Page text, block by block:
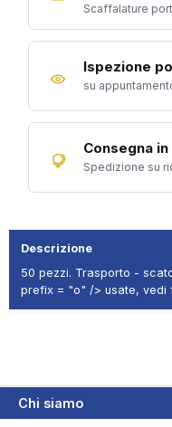
Scaffalature
Ispezione
su
Consegna
Spedizione su
Descrizione
50 pezzi. Trasporto -
prefix = "o" /> usate, vedi
Chi siamo